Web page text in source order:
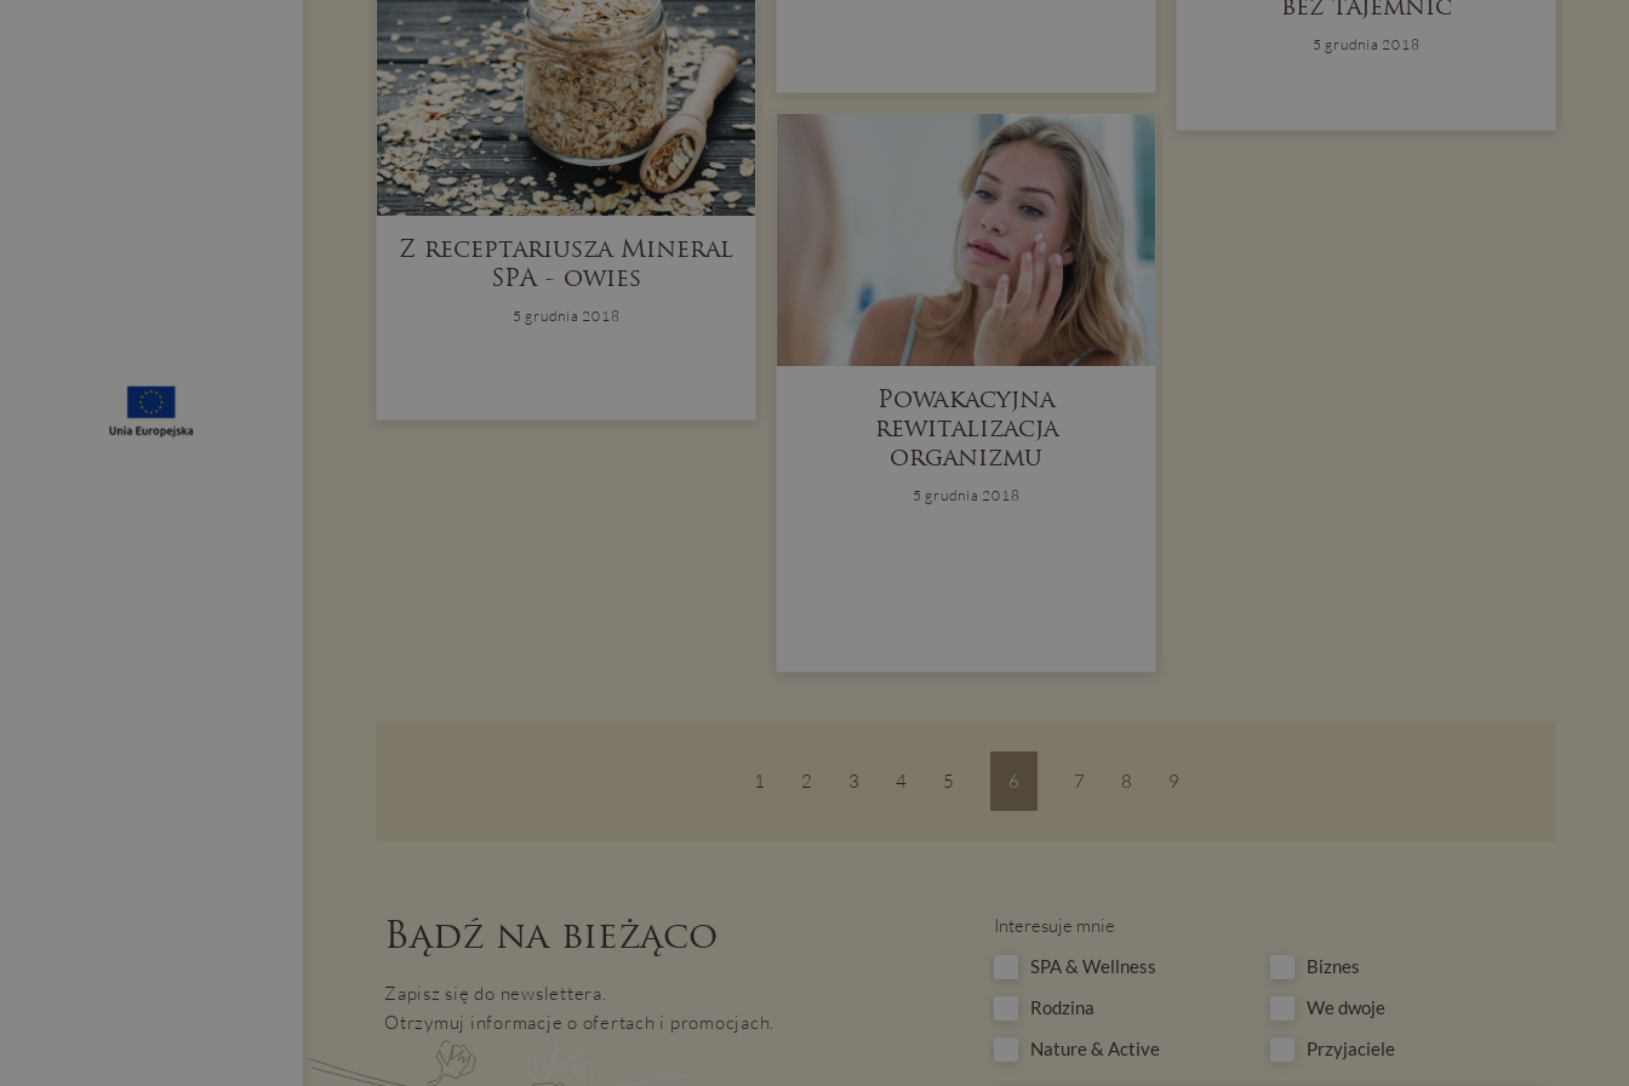
5 grudnia 2018
Z receptariusza Mineral
SPA - owies
5 grudnia 2018
Powakacyjna
rewitalizacja
organizmu
5 grudnia 2018
1 2 3 4 5 6 7 8 9
Bądź na bieżąco
Zapisz się do newslettera.
Otrzymuj informacje o ofertach i promocjach.
Interesuje mnie
SPA & Wellness
Biznes
Rodzina
We dwoje
Nature & Active
Przyjaciele